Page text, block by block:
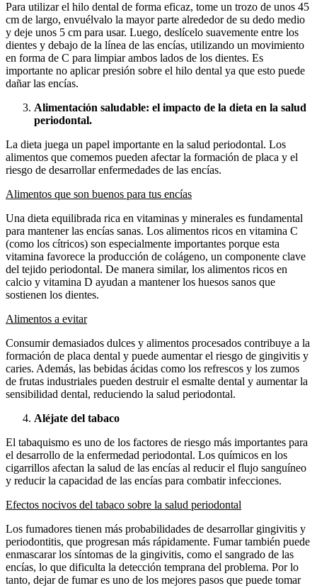
Para utilizar el hilo dental de forma eficaz, tome un trozo de unos 45
cm de largo, envuélvalo la mayor parte alrededor de su dedo medio
y deje unos 5 cm para usar. Luego, deslícelo suavemente entre los
dientes y debajo de la línea de las encías, utilizando un movimiento
en forma de C para limpiar ambos lados de los dientes. Es
importante no aplicar presión sobre el hilo dental ya que esto puede
dañar las encías.
Alimentación saludable: el impacto de la dieta en la salud
periodontal.
La dieta juega un papel importante en la salud periodontal. Los
alimentos que comemos pueden afectar la formación de placa y el
riesgo de desarrollar enfermedades de las encías.
Alimentos que son buenos para tus encías
Una dieta equilibrada rica en vitaminas y minerales es fundamental
para mantener las encías sanas. Los alimentos ricos en vitamina C
(como los cítricos) son especialmente importantes porque esta
vitamina favorece la producción de colágeno, un componente clave
del tejido periodontal. De manera similar, los alimentos ricos en
calcio y vitamina D ayudan a mantener los huesos sanos que
sostienen los dientes.
Alimentos a evitar
Consumir demasiados dulces y alimentos procesados ​​contribuye a la
formación de placa dental y puede aumentar el riesgo de gingivitis y
caries. Además, las bebidas ácidas como los refrescos y los zumos
de frutas industriales pueden destruir el esmalte dental y aumentar la
sensibilidad dental, reduciendo la salud periodontal.
Aléjate del tabaco
El tabaquismo es uno de los factores de riesgo más importantes para
el desarrollo de la enfermedad periodontal. Los químicos en los
cigarrillos afectan la salud de las encías al reducir el flujo sanguíneo
y reducir la capacidad de las encías para combatir infecciones.
Efectos nocivos del tabaco sobre la salud periodontal
Los fumadores tienen más probabilidades de desarrollar gingivitis y
periodontitis, que progresan más rápidamente. Fumar también puede
enmascarar los síntomas de la gingivitis, como el sangrado de las
encías, lo que dificulta la detección temprana del problema. Por lo
tanto, dejar de fumar es uno de los mejores pasos que puede tomar